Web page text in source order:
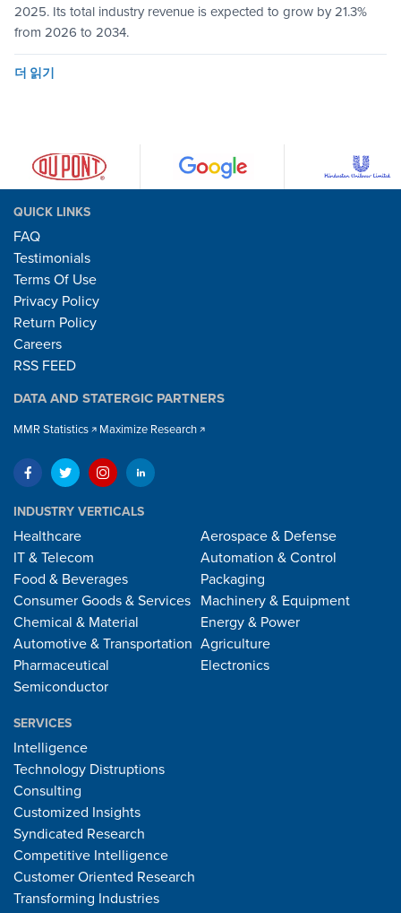
2025. Its total industry revenue is expected to grow by 21.3%
from 2026 to 2034.
더 읽기
QUICK LINKS
FAQ
Testimonials
Terms Of Use
Privacy Policy
Return Policy
Careers
RSS FEED
DATA AND STATERGIC PARTNERS
MMR Statistics Maximize Research
INDUSTRY VERTICALS
Healthcare
IT & Telecom
Food & Beverages
Consumer Goods & Services
Chemical & Material
Automotive & Transportation
Pharmaceutical
Semiconductor
Aerospace & Defense
Automation & Control
Packaging
Machinery & Equipment
Energy & Power
Agriculture
Electronics
SERVICES
Intelligence
Technology Distruptions
Consulting
Customized Insights
Syndicated Research
Competitive Intelligence
Customer Oriented Research
Transforming Industries